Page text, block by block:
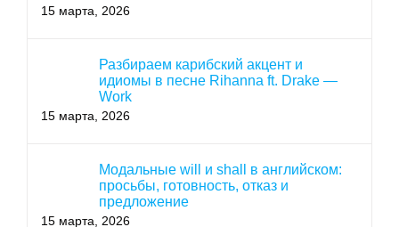
15 марта, 2026
Разбираем карибский акцент и
идиомы в песне Rihanna ft. Drake —
Work
15 марта, 2026
Модальные will и shall в английском:
просьбы, готовность, отказ и
предложение
15 марта, 2026